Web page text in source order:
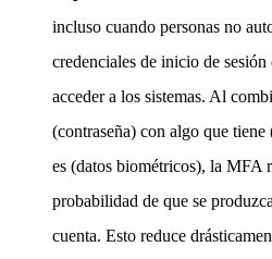
incluso cuando personas no
credenciales de inicio de
acceder a los sistemas. Al
(contraseña) con algo que
es (datos biométricos), la MFA
probabilidad de que se
cuenta. Esto reduce